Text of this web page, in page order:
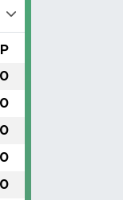
P
0
0
0
0
0